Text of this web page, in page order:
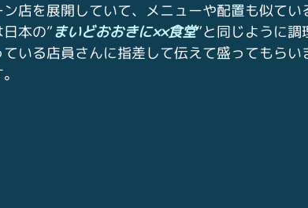
店を展開していて、メニューや配置も似てい
本の”まいどおおきに××食堂”と同じように調
いる店員さんに指差して伝えて盛ってもらい